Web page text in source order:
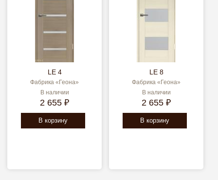
LE 4
Фабрика «Геона»
В наличии
2 655 ₽
В корзину
LE 8
Фабрика «Геона»
В наличии
2 655 ₽
В корзину